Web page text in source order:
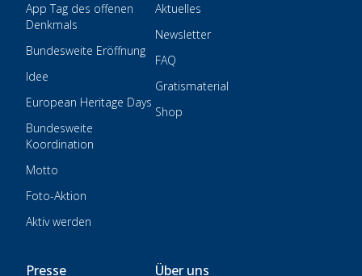
App Tag des offenen
Denkmals
Bundesweite Eröffnung
Idee
European Heritage Days
Bundesweite
Koordination
Motto
Foto-Aktion
Aktiv werden
Aktuelles
Newsletter
FAQ
Gratismaterial
Shop
Presse Über uns